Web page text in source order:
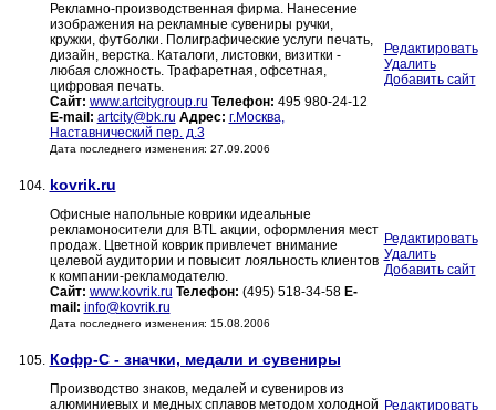
Рекламно-производственная фирма. Нанесение
изображения на рекламные сувениры ручки,
кружки, футболки. Полиграфические услуги печать,
дизайн, верстка. Каталоги, листовки, визитки -
любая сложность. Трафаретная, офсетная,
цифровая печать.
Сайт: www.artcitygroup.ru Телефон: 495 980-24-12
E-mail: artcity@bk.ru Адрес: г.Москва,
Наставнический пер. д.3
Дата последнего изменения: 27.09.2006
Редактировать
Удалить
Добавить сайт
104. kovrik.ru
Офисные напольные коврики идеальные
рекламоносители для BTL акции, оформления мест
продаж. Цветной коврик привлечет внимание
целевой аудитории и повысит лояльность клиентов
к компании-рекламодателю.
Сайт: www.kovrik.ru Телефон: (495) 518-34-58 E-
mail: info@kovrik.ru
Дата последнего изменения: 15.08.2006
Редактировать
Удалить
Добавить сайт
105. Кофр-С - значки, медали и сувениры
Производство знаков, медалей и сувениров из
алюминиевых и медных сплавов методом холодной Редактировать